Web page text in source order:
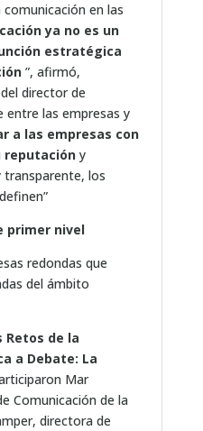
en las
ya no es un
estratégica
”, afirmó,
director de
entre las empresas y
a las empresas con
reputación y
los
primer nivel
redondas que
del ámbito
Retos de la
a Debate: La
Mar
Comunicación de la
directora de